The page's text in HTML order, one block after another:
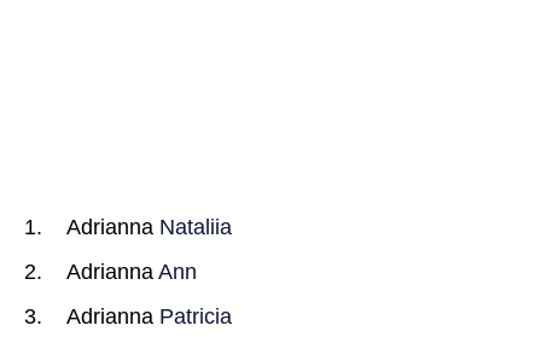
Adrianna Nataliia
Adrianna Ann
Adrianna Patricia